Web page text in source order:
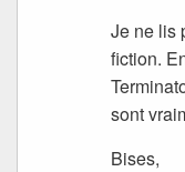
Je ne lis
fiction.
sont
Bises,